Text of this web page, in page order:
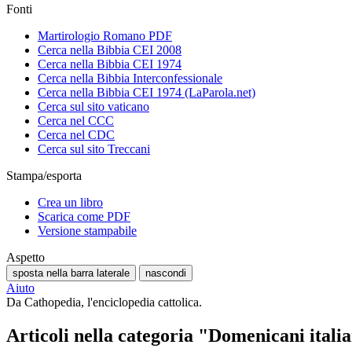
Fonti
Martirologio Romano PDF
Cerca nella Bibbia CEI 2008
Cerca nella Bibbia CEI 1974
Cerca nella Bibbia Interconfessionale
Cerca nella Bibbia CEI 1974 (LaParola.net)
Cerca sul sito vaticano
Cerca nel CCC
Cerca nel CDC
Cerca sul sito Treccani
Stampa/esporta
Crea un libro
Scarica come PDF
Versione stampabile
Aspetto
sposta nella barra laterale nascondi
Aiuto
Da Cathopedia, l'enciclopedia cattolica.
Articoli nella categoria "Domenicani